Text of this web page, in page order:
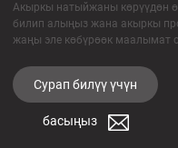
Акыркы натыйжаны көрүүдөн
билип алыңыз жана акыркы
жаңы эле көбүрөөк маалымат
Сурап ​​билүү үчүн
басыңыз